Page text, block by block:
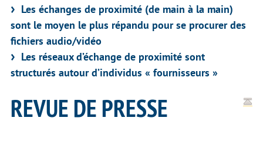
Les échanges de proximité (de main à la main)
sont le moyen le plus répandu pour se procurer des
fichiers audio/vidéo
Les réseaux d’échange de proximité sont
structurés autour d’individus « fournisseurs »
REVUE DE PRESSE